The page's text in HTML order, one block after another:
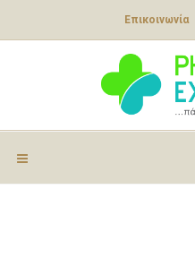
Επικοινωνία